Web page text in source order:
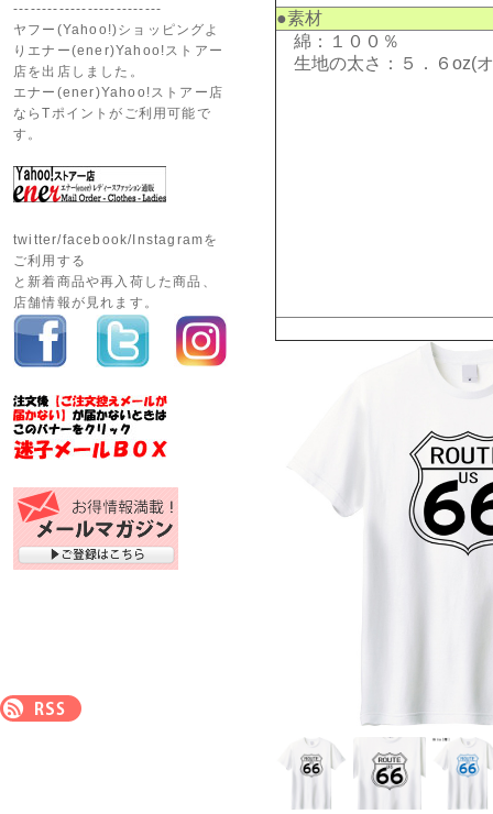
●素材
綿：１００％
生地の太さ：５．６oz(
--------------------------
ヤフー(Yahoo!)ショッピングよ
りエナー(ener)Yahoo!ストアー
店を出店しました。
エナー(ener)Yahoo!ストアー店
ならTポイントがご利用可能で
す。
twitter/facebook/Instagramを
ご利用する
と新着商品や再入荷した商品、
店舗情報が見れます。